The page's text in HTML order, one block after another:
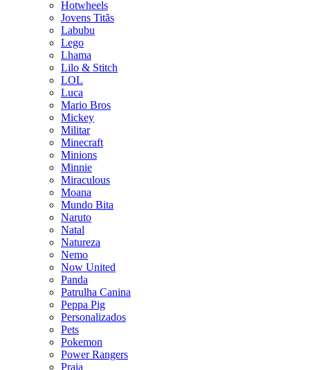
Hotwheels
Jovens Titãs
Labubu
Lego
Lhama
Lilo & Stitch
LOL
Luca
Mario Bros
Mickey
Militar
Minecraft
Minions
Minnie
Miraculous
Moana
Mundo Bita
Naruto
Natal
Natureza
Nemo
Now United
Panda
Patrulha Canina
Peppa Pig
Personalizados
Pets
Pokemon
Power Rangers
Praia